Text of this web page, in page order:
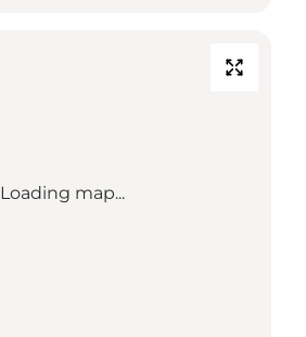
Loading map...